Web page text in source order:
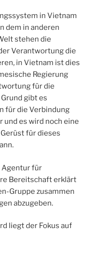
in Vietnam
dem in anderen
stehen die
Verantwortung die
in Vietnam ist dies
Regierung
für die
gibt es
für die Verbindung
und es wird noch eine
für dieses
Agentur für
Bereitschaft erklärt
Gruppe zusammen
abzugeben.
liegt der Fokus auf